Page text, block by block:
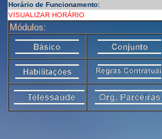
Horário de Funcionamento:
VISUALIZAR HORÁRIO
Módulos: